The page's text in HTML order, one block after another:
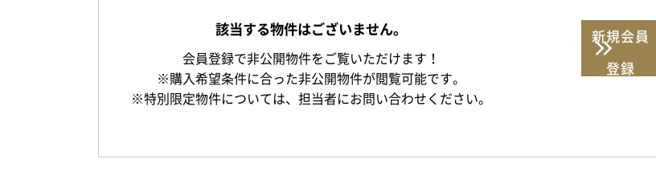
該当する物件はございません。
会員登録で非公開物件をご覧いただけます！
※購入希望条件に合った非公開物件が閲覧可能です。
※特別限定物件については、担当者にお問い合わせください。
新規会員
登録